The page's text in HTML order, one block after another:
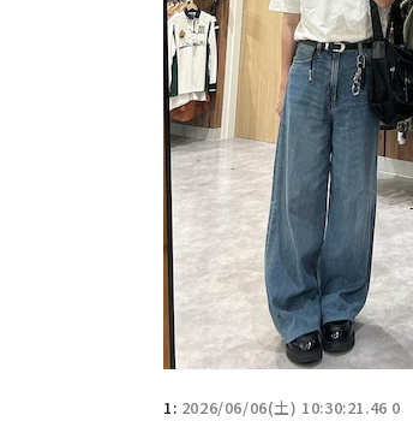
1: 2026/06/06(土) 10:30:21.46 0